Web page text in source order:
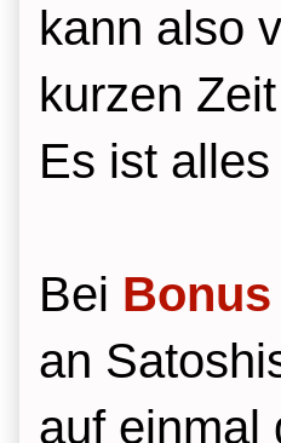
kann also
kurzen
Es ist
Bei
an
auf einmal